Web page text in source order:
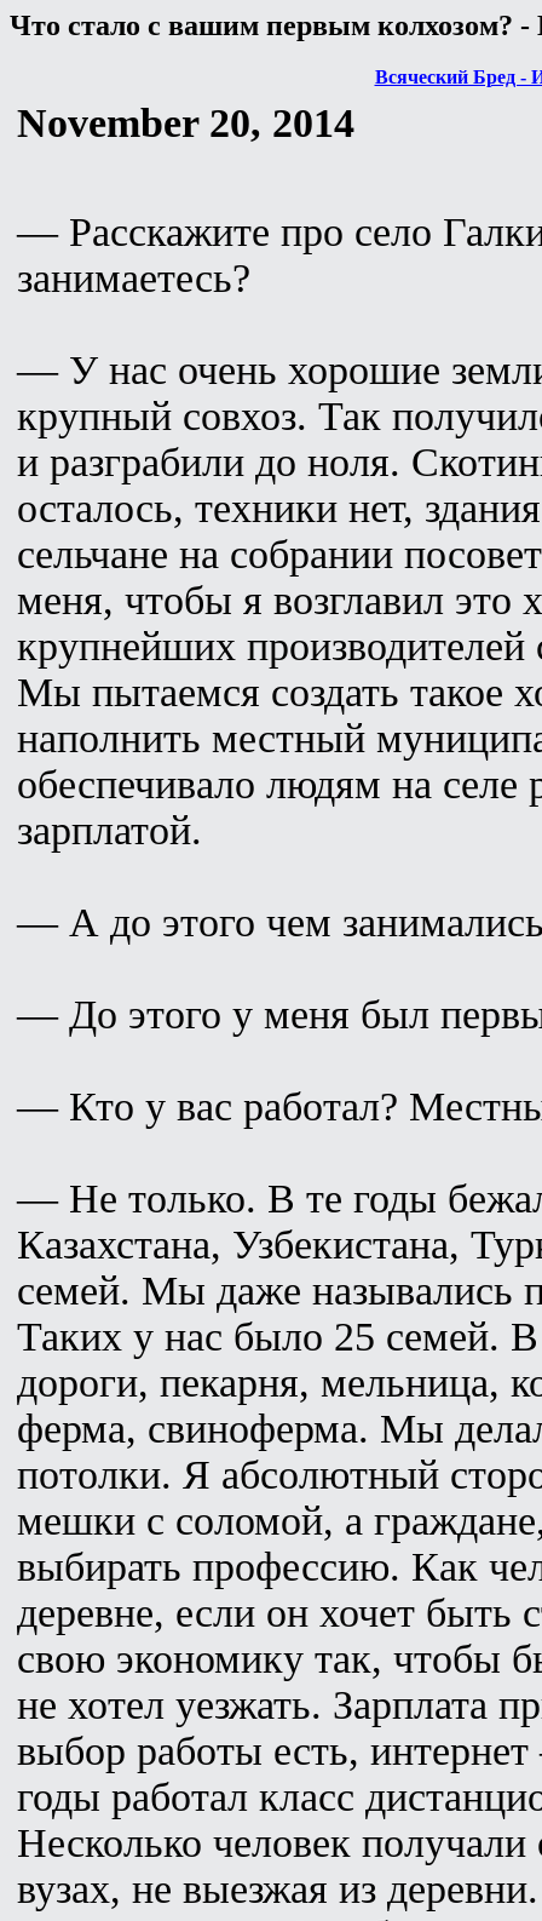
Что стало с вашим первым колхозом? -
Всяческий Бред -
November 20, 2014
— Расскажите про село
занимаетесь?
— У нас очень хорошие
крупный совхоз. Так
и разграбили до ноля.
осталось, техники нет,
сельчане на собрании
меня, чтобы я возглавил это
крупнейших производителей
Мы пытаемся создать такое
наполнить местный
обеспечивало людям на селе
зарплатой.
— А до этого чем
— До этого у меня был
— Кто у вас работал?
— Не только. В те годы
Казахстана, Узбекистана,
семей. Мы даже назывались
Таких у нас было 25 семей.
дороги, пекарня, мельница,
ферма, свиноферма. Мы
потолки. Я абсолютный
мешки с соломой, а
выбирать профессию. Как
деревне, если он хочет
свою экономику так, чтобы
не хотел уезжать. Зарплата
выбор работы есть,
годы работал класс
Несколько человек
вузах, не выезжая из